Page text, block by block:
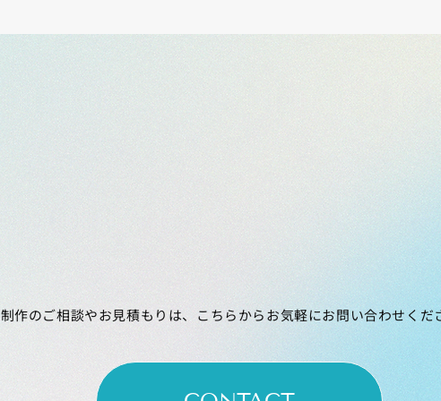
制作のご相談やお見積もりは、こちらからお気軽にお問い合わせくだ